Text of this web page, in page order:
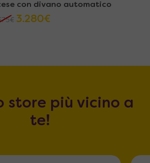
con divano automatico
€ 3.280€
store più vicino a
te!